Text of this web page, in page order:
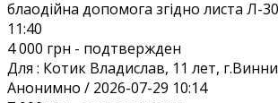
блаодійна допомога згідно листа Л-
11:40
4 000 грн - подтвержден
Для : Котик Владислав, 11 лет,
Анонимно / 2026-07-29 10:14